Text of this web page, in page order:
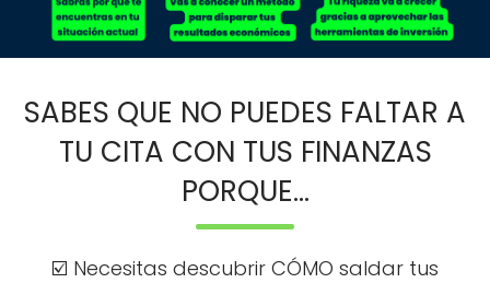
SABES QUE NO PUEDES FALTAR A
TU CITA CON TUS FINANZAS
PORQUE...
☑️ Necesitas descubrir CÓMO saldar tus